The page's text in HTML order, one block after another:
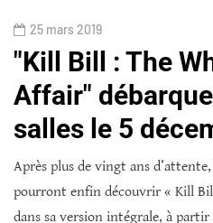
25 mars 2019
"Kill Bill : The
Affair"
salles le 5
Après plus de vingt ans
pourront enfin découvrir « Kill
dans sa version intégrale, à partir